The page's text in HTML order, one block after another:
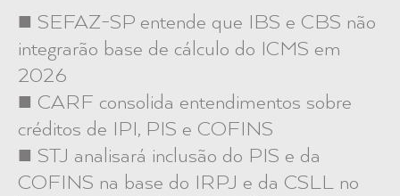
■ SEFAZ-SP entende que IBS e CBS não
integrarão base de cálculo do ICMS em
2026
■ CARF consolida entendimentos sobre
créditos de IPI, PIS e COFINS
■ STJ analisará inclusão do PIS e da
COFINS na base do IRPJ e da CSLL no